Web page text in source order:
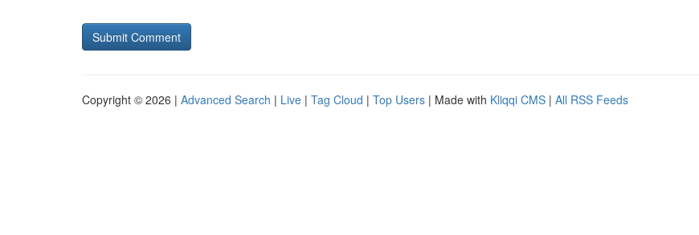
Copyright © 2026 | Advanced Search | Live | Tag Cloud | Top Users | Made with Kliqqi CMS | All RSS Feeds